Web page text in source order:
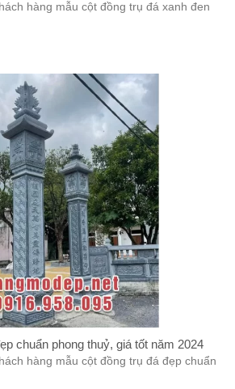
hàng mẫu cột đồng trụ đá xanh đen
chuẩn phong thuỷ, giá tốt năm 2024
hàng mẫu cột đồng trụ đá đẹp chuẩn